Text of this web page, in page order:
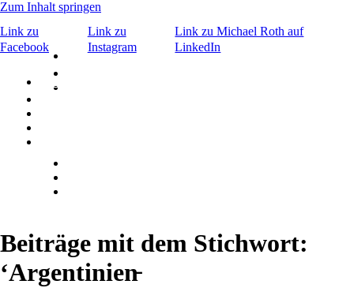
Zum Inhalt springen
Bar & Caffè
×
Beiträge mit dem Stichwort:
‘Argentinien̵
Link zu
Facebook
Link zu
Instagram
Link zu Michael Roth auf
LinkedIn